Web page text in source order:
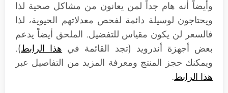
وأيضاً أنه هام جداً لمن يعانون من مشاكل صحية لذا
ويحتاجون لوسيلة دائمة لفحص معدلاتهم الحيوية، لذا
فالسعر لن يكون مقياس للتفضيل. الملحق أيضاً يدعم
بعض أجهزة أندرويد (تجد القائمة في هذا الرابط).
ويمكنك حجز المنتج ومعرفة المزيد من التفاصيل عبر
هذا الرابط.